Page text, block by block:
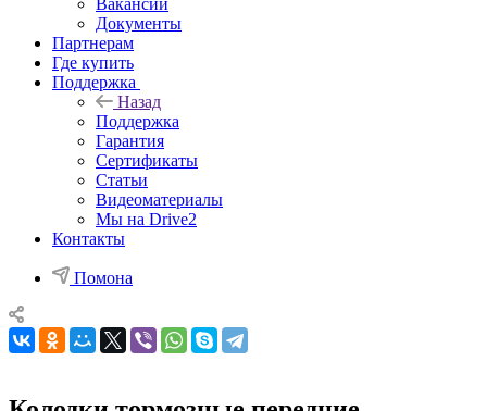
Вакансии
Документы
Партнерам
Где купить
Поддержка
Назад
Поддержка
Гарантия
Сертификаты
Статьи
Видеоматериалы
Мы на Drive2
Контакты
Помона